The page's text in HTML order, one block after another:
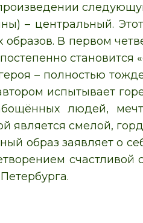
– центральный.
образов. В первом
становится
– полностью
испытывает
людей,
является смелой,
образ заявляет о